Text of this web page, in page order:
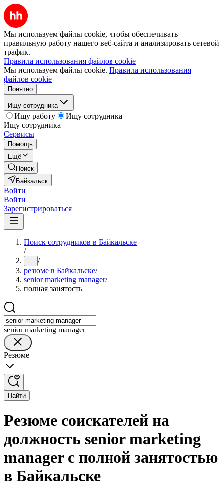
Мы используем файлы cookie, чтобы обеспечивать
правильную работу нашего веб-сайта и анализировать сетевой
трафик.
Правила использования файлов cookie
Мы используем файлы cookie. Правила использования
файлов cookie
Понятно
Ищу сотрудника
Ищу работу
Ищу сотрудника
Ищу сотрудника
Сервисы
Помощь
Ещё
Поиск
Байкальск
Войти
Войти
Зарегистрироваться
Поиск сотрудников в Байкальске
/
... /
резюме в Байкальске/
senior marketing manager/
полная занятость
senior marketing manager
Резюме
Найти
Резюме соискателей на
должность senior marketing
manager с полной занятостью
в Байкальске